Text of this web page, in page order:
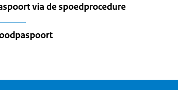
via de spoedprocedure